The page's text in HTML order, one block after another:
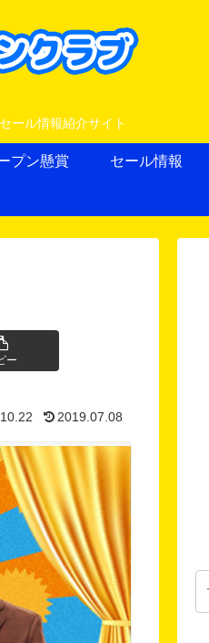
ール情報紹介サイト
プン懸賞 セール情報
ー
2019.07.08